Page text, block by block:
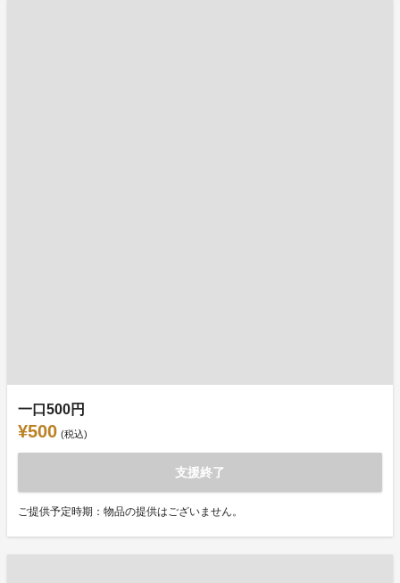
一口500円
¥500 (税込)
支援終了
ご提供予定時期：物品の提供はございません。